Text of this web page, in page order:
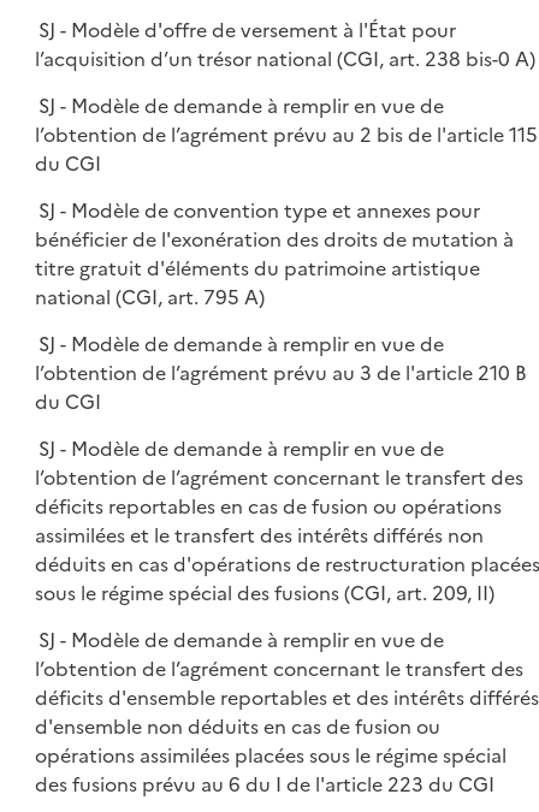
SJ - Modèle d'offre de versement à l'État pour
l’acquisition d’un trésor national (CGI, art. 238 bis-0 A)
SJ - Modèle de demande à remplir en vue de
l’obtention de l’agrément prévu au 2 bis de l'article 115
du CGI
SJ - Modèle de convention type et annexes pour
bénéficier de l'exonération des droits de mutation à
titre gratuit d'éléments du patrimoine artistique
national (CGI, art. 795 A)
SJ - Modèle de demande à remplir en vue de
l’obtention de l’agrément prévu au 3 de l'article 210 B
du CGI
SJ - Modèle de demande à remplir en vue de
l’obtention de l’agrément concernant le transfert des
déficits reportables en cas de fusion ou opérations
assimilées et le transfert des intérêts différés non
déduits en cas d'opérations de restructuration placées
sous le régime spécial des fusions (CGI, art. 209, II)
SJ - Modèle de demande à remplir en vue de
l’obtention de l’agrément concernant le transfert des
déficits d'ensemble reportables et des intérêts différés
d'ensemble non déduits en cas de fusion ou
opérations assimilées placées sous le régime spécial
des fusions prévu au 6 du I de l'article 223 du CGI